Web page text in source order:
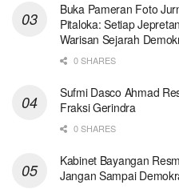
Buka Pameran Foto
Pitaloka: Setiap
Warisan Sejarah
0 SHARES
Sufmi Dasco Ahmad
Fraksi Gerindra
0 SHARES
Kabinet Bayangan
Jangan Sampai